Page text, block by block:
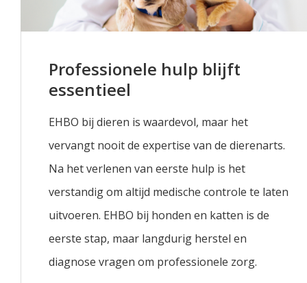
Professionele hulp blijft
essentieel
EHBO bij dieren is waardevol, maar het
vervangt nooit de expertise van de dierenarts.
Na het verlenen van eerste hulp is het
verstandig om altijd medische controle te laten
uitvoeren. EHBO bij honden en katten is de
eerste stap, maar langdurig herstel en
diagnose vragen om professionele zorg.